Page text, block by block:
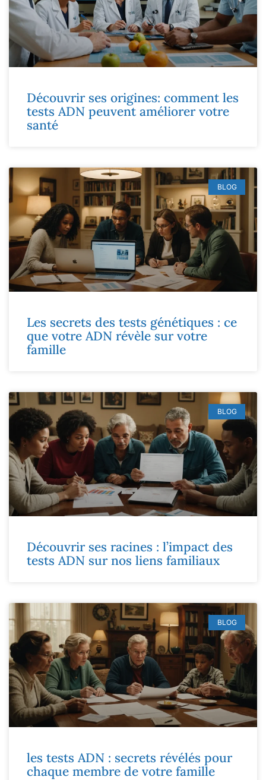
Découvrir ses origines: comment les
tests ADN peuvent améliorer votre
santé
BLOG
Les secrets des tests génétiques : ce
que votre ADN révèle sur votre
famille
BLOG
Découvrir ses racines : l’impact des
tests ADN sur nos liens familiaux
BLOG
les tests ADN : secrets révélés pour
chaque membre de votre famille